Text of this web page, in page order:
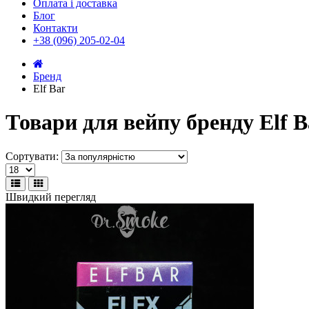
Оплата і доставка
Блог
Контакти
+38 (096) 205-02-04
Бренд
Elf Bar
Товари для вейпу бренду Elf
Сортувати:
Швидкий перегляд